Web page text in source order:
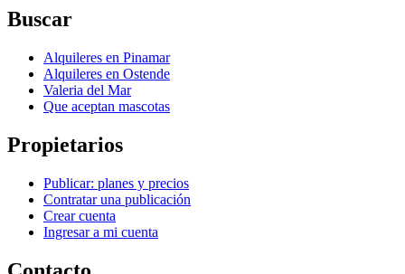
Buscar
Alquileres en Pinamar
Alquileres en Ostende
Valeria del Mar
Que aceptan mascotas
Propietarios
Publicar: planes y precios
Contratar una publicación
Crear cuenta
Ingresar a mi cuenta